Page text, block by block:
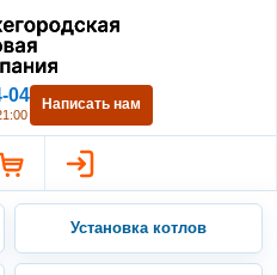
Нижегородская Газовая
04 Написать нам
Установка котлов